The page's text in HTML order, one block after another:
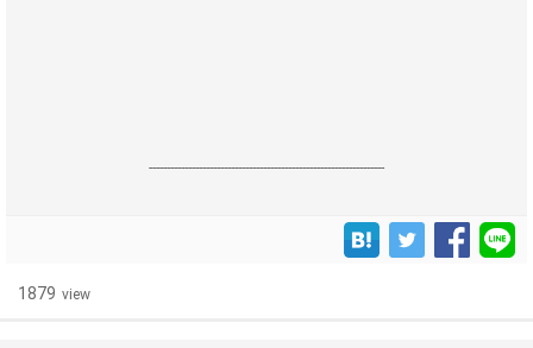
------------------------------------------------------------------
1879 view